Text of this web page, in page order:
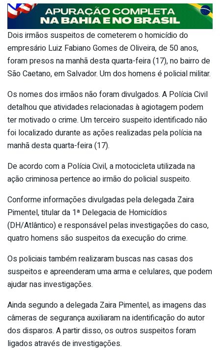
Dois irmãos suspeitos de cometerem o homicídio do
empresário Luiz Fabiano Gomes de Oliveira, de 50 anos,
foram presos na manhã desta quarta-feira (17), no bairro de
São Caetano, em Salvador. Um dos homens é policial militar.
Os nomes dos irmãos não foram divulgados. A Polícia Civil
detalhou que atividades relacionadas à agiotagem podem
ter motivado o crime. Um terceiro suspeito identificado não
foi localizado durante as ações realizadas pela polícia na
manhã desta quarta-feira (17).
De acordo com a Polícia Civil, a motocicleta utilizada na
ação criminosa pertence ao irmão do policial suspeito.
Conforme informações divulgadas pela delegada Zaira
Pimentel, titular da 1ª Delegacia de Homicídios
(DH/Atlântico) e responsável pelas investigações do caso,
quatro homens são suspeitos da execução do crime.
Os policiais também realizaram buscas nas casas dos
suspeitos e apreenderam uma arma e celulares, que podem
ajudar nas investigações.
Ainda segundo a delegada Zaira Pimentel, as imagens das
câmeras de segurança auxiliaram na identificação do autor
dos disparos. A partir disso, os outros suspeitos foram
ligados através de investigações.